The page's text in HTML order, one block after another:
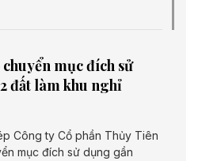
mục đích sử
đất làm khu nghỉ
Công ty Cổ phần Thủy Tiên
mục đích sử dụng gần